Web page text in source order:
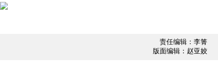
责任编辑：李箐
版面编辑：赵亚姣